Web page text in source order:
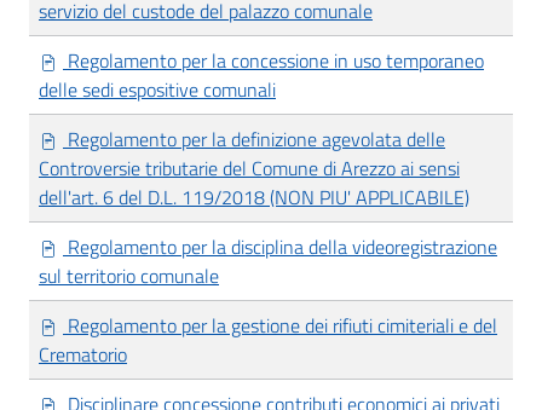
servizio del custode del palazzo comunale
Regolamento per la concessione in uso temporaneo
delle sedi espositive comunali
Regolamento per la definizione agevolata delle
Controversie tributarie del Comune di Arezzo ai sensi
dell'art. 6 del D.L. 119/2018 (NON PIU' APPLICABILE)
Regolamento per la disciplina della videoregistrazione
sul territorio comunale
Regolamento per la gestione dei rifiuti cimiteriali e del
Crematorio
Disciplinare concessione contributi economici ai privati